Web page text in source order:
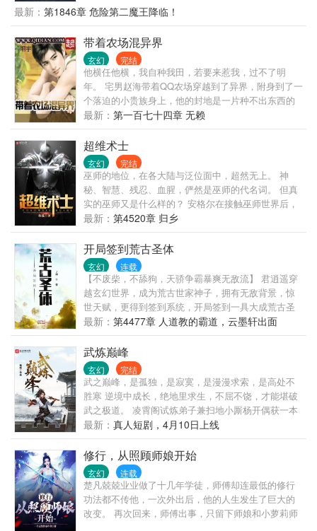
道，一斗合自然！” 轰！ 精气冲霄，千章万句，宛如
神迹！ “恭喜小文圣化字为经，做出诗经文章！” “能够
做出这样的文章，已经可以尊称为圣！之前是我等失
礼了，还请小文圣勿怪！” 原本攻讦白祈的满殿群臣一
个个目瞪口呆，震撼无比。 不止如此，他居然还成了
贵妃义子？ 就在白祈沾沾自喜的时候—— “恭喜宿主
通过第一轮生死试炼，只要再通过五轮生死试炼，就
可以在四个月后挑战最强大的天命反派！” “失败，即
死！” …… 啊！ 四个月后打最终BOSS？天命反派？
苏鲁、女娲、妲己、炽天使米迦勒、堕落之王路西
法、泰坦地母……，这个世界似乎还存在着许许多多
神明和大人物的痕迹。 白祈：“不管你们是谁，我都要
打得你们五体投地，心悦诚服！” 带着天书，且看我玩
转异世界！
最新： 第1846章 危险第二魔王降临！
带着农场混异界
玄幻 完结
他横任他横，我自种我田，若要来惹我，过不了明
年。 宅男赵海带着QQ农场穿越到了异界，附身到了一
个落迫的小贵族身上，他的封地是一片种不出东西的
黑土地，而最主要的是，他还有一个无比强势的未婚
妻，他的未婚妻竟然是一个公国的继承人，未来的女
大公！最最主要的是，他还是一个魔武废材，不能学
魔法，不能学武技，废的十分彻底。 我不能学魔法，
但是我有农场，你敢攻打我？我放虫子吃光你的军
粮，吃光你的庄稼，把你们的水源都下上杀虫剂，除
草剂，给你的地上都种上杂草，我看你还敢来攻打
我。 什么？你要请杀手来暗杀我？嘿嘿嘿，我躲在自
己农场的小屋里，看你怎么打我，等你走了，我就让
你们国家的粮食绝产，到时候所有人都会起来造你的
反，看你还敢来杀我。 切看一个有点腹黑的宅男，怎
么用他的QQ农场，在那个剑与魔法的世界里，成为让
天下所有人一听到都会做恶梦的存在。
最新： 第一百七十四章 无赖
超维术士
玄幻 完结
巫师的地位，在各大陆与泛位面中，超然无上。 神
秘、智慧、残忍、血腥，俨然是巫师的代名词。 但真
实的巫师又是什么样的？ 安格尔在接触巫师世界后，
得出一个结论： 巫师，是一种用唯心思想明照自我，
却用唯物的态度辩证世界的一群人。换言之，这是一
群在追寻真实的路上，严谨态度踽踽独行的另类科学
家。 —————————— 多重世界，无垠重叠。智
慧生物在冥冥中的引导下，走出了各自的文明之路。
其中巫师世界，以其独有的修炼文明，横贯无尽位
面。 纵然巫师世界强势至此，宇宙的真实，维度的奥
秘还是始终无法堪破。 直到，一位多元宇宙的穿越来
客，造访了这方世界。（穿越者不是主角不是主角不
是主角，重要的事情说三遍！）
最新： 第4520章 归乡
开局签到荒古圣体
玄幻 连载
【不废柴，不舔狗，天骄争霸暴爽无敌流】 君逍遥穿
越玄幻世界，成为荒古世家神子，拥有无敌背景，惊
世天赋，更得到签到系统，开局签到一具大成荒古圣
体。 在泰岳古碑签到，获得六星奖励，神象镇狱劲！
在十岁宴上签到，获得七星奖励，至尊骨！ 在青铜仙
殿签到，获得八星奖励，万物母气鼎！ 在无边界海签
到，获得十星奖励，他化自在大法！ 无数年后，君逍
遥盘坐九霄，剑指苍天道：“九天十地，我主沉浮，仙
路尽头，我为巅峰！”
最新： 第4477章 人道教的霸道，云墨轩出面
武炼巅峰
玄幻 完结
武之巅峰，是孤独，是寂寞，是漫漫求索，是高处不
胜寒 逆境中成长，绝地里求生，不屈不饶，才能堪破
武之极道。 凌霄阁试炼弟子兼扫地小厮杨开偶获一本
无字黑书，从此踏上漫漫武道。
最新： 真人短剧，4月10日上线
修行，从照顾师娘开始
玄幻 连载
楚凡兢兢业业做了十几年学徒，师傅却连最低的修行
功法都不传他，一次外出后，他的人生发生了巨大的
改变。 再次回来，师傅出事，只留下师娘和小萝莉师